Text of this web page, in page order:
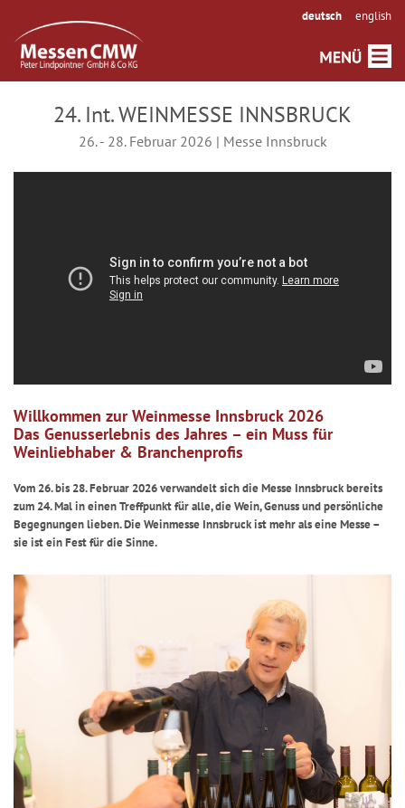
deutsch english
24. Int. WEINMESSE INNSBRUCK
26. - 28. Februar 2026 | Messe Innsbruck
Willkommen zur Weinmesse Innsbruck 2026
Das Genusserlebnis des Jahres – ein Muss für
Weinliebhaber & Branchenprofis
Vom 26. bis 28. Februar 2026 verwandelt sich die Messe Innsbruck bereits
zum 24. Mal in einen Treffpunkt für alle, die Wein, Genuss und persönliche
Begegnungen lieben. Die Weinmesse Innsbruck ist mehr als eine Messe –
sie ist ein Fest für die Sinne.